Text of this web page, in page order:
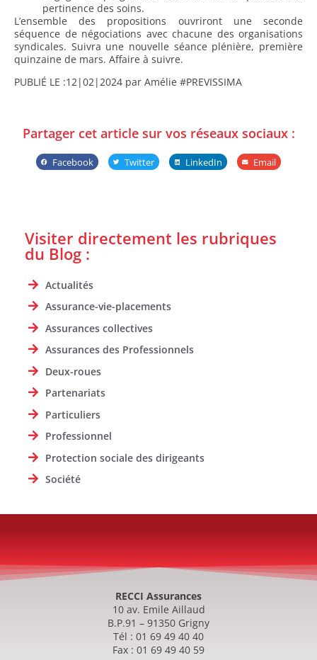
pertinence des soins.
L’ensemble des propositions ouvriront une seconde
séquence de négociations avec chacune des organisations
syndicales. Suivra une nouvelle séance plénière, première
quinzaine de mars. Affaire à suivre.
PUBLIÉ LE :12|02|2024 par Amélie #PREVISSIMA
Partager cet article sur vos réseaux sociaux :
Facebook Twitter LinkedIn Email
Visiter directement les rubriques
du Blog :
Actualités
Assurance-vie-placements
Assurances collectives
Assurances des Professionnels
Deux-roues
Partenariats
Particuliers
Professionnel
Protection sociale des dirigeants
Société
RECCI Assurances
10 av. Emile Aillaud
B.P.91 – 91350 Grigny
Tél : 01 69 49 40 40
Fax : 01 69 49 40 59